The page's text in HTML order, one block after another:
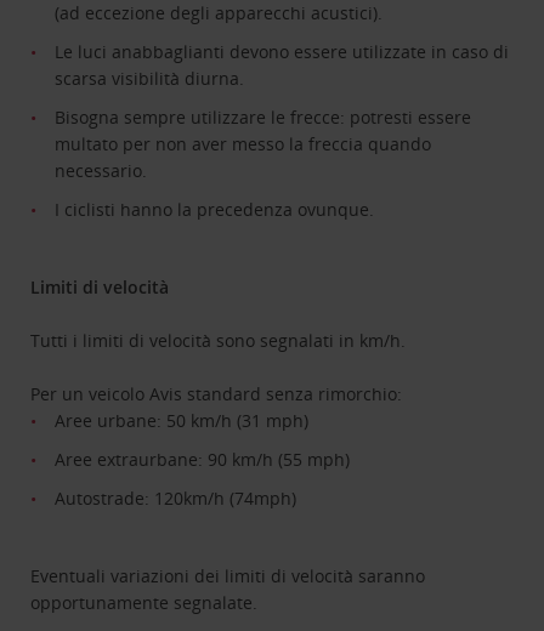
(ad eccezione degli apparecchi acustici).
Le luci anabbaglianti devono essere utilizzate in caso di
scarsa visibilità diurna.
Bisogna sempre utilizzare le frecce: potresti essere
multato per non aver messo la freccia quando
necessario.
I ciclisti hanno la precedenza ovunque.
Limiti di velocità
Tutti i limiti di velocità sono segnalati in km/h.
Per un veicolo Avis standard senza rimorchio:
Aree urbane: 50 km/h (31 mph)
Aree extraurbane: 90 km/h (55 mph)
Autostrade: 120km/h (74mph)
Eventuali variazioni dei limiti di velocità saranno
opportunamente segnalate.